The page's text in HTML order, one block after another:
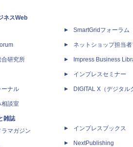
ネスWeb
合研究所
ーナル
相談室
雑誌
マガジン
SmartGridフォーラム
ネットショップ担当
Impress Business
インプレスセミナー
DIGITAL X（デジタル
インプレスブックス
NextPublishing